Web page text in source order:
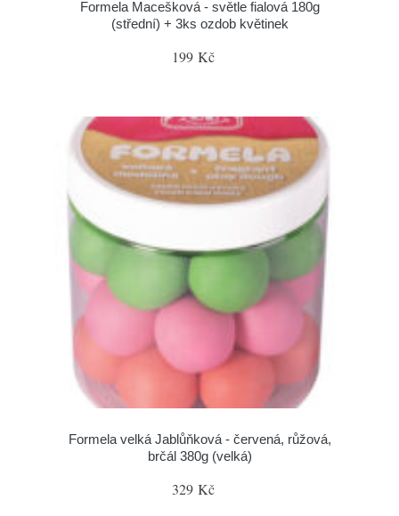
Formela Macešková - světle fialová 180g
(střední) + 3ks ozdob květinek
199 Kč
Formela velká Jablůňková - červená, růžová,
brčál 380g (velká)
329 Kč